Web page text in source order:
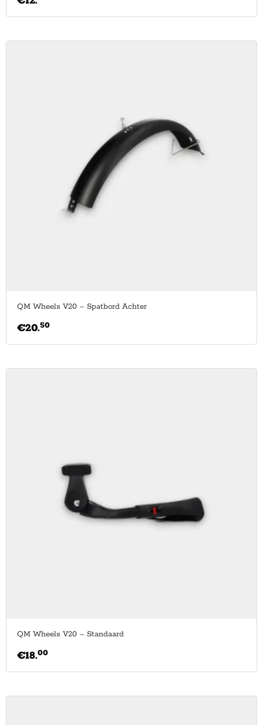
QM Wheels V20 – Spatbord Achter
€20.50
QM Wheels V20 – Standaard
€18.00